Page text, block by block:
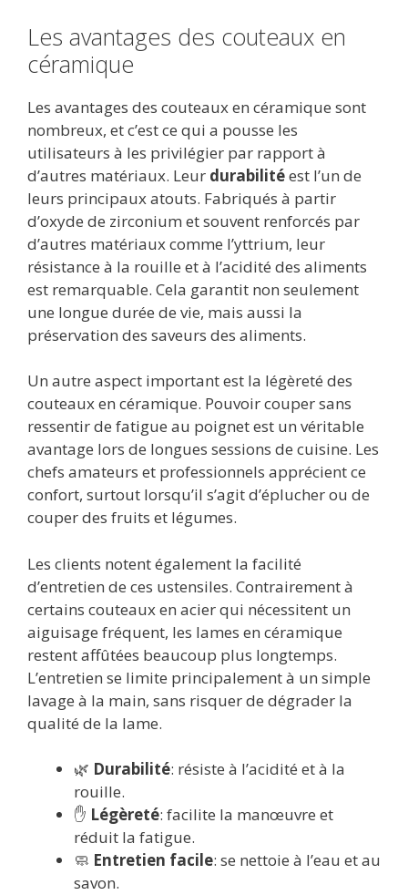
Les avantages des couteaux en
céramique
Les avantages des couteaux en céramique sont
nombreux, et c’est ce qui a pousse les
utilisateurs à les privilégier par rapport à
d’autres matériaux. Leur durabilitéest l’un de
leurs principaux atouts. Fabriqués à partir
d’oxyde de zirconium et souvent renforcés par
d’autres matériaux comme l’yttrium, leur
résistance à la rouille et à l’acidité des aliments
est remarquable. Cela garantit non seulement
une longue durée de vie, mais aussi la
préservation des saveurs des aliments.
Un autre aspect important est la légèreté des
couteaux en céramique. Pouvoir couper sans
ressentir de fatigue au poignet est un véritable
avantage lors de longues sessions de cuisine. Les
chefs amateurs et professionnels apprécient ce
confort, surtout lorsqu’il s’agit d’éplucher ou de
couper des fruits et légumes.
Les clients notent également la facilité
d’entretien de ces ustensiles. Contrairement à
certains couteaux en acier qui nécessitent un
aiguisage fréquent, les lames en céramique
restent affûtées beaucoup plus longtemps.
L’entretien se limite principalement à un simple
lavage à la main, sans risquer de dégrader la
qualité de la lame.
🌿 Durabilité: résiste à l’acidité et à la
rouille.
✋ Légèreté: facilite la manœuvre et
réduit la fatigue.
🧼 Entretien facile: se nettoie à l’eau et au
savon.